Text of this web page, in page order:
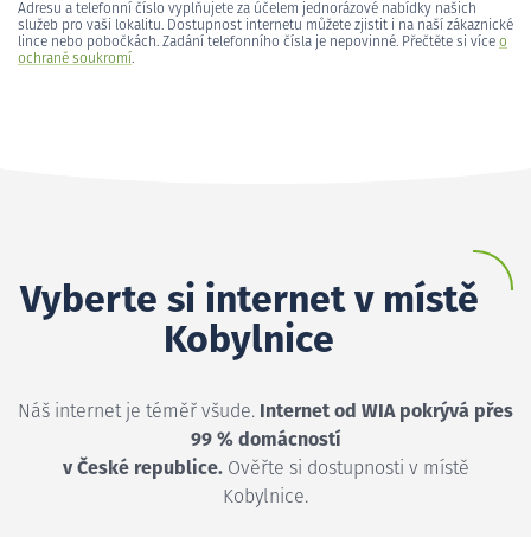
Adresu a telefonní číslo vyplňujete za účelem jednorázové nabídky našich
služeb pro vaši lokalitu. Dostupnost internetu můžete zjistit i na naší zákaznické
lince nebo pobočkách. Zadání telefonního čísla je nepovinné. Přečtěte si více o
ochraně soukromí.
Vyberte si internet v místě
Kobylnice
Náš internet je téměř všude. Internet od WIA pokrývá přes
99 % domácností
v České republice.Ověřte si dostupnosti v místě
Kobylnice.